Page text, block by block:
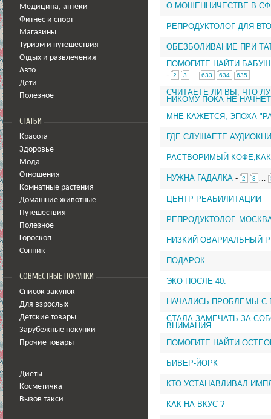
Медицина, аптеки
Фитнес и спорт
Магазины
Туризм и путешествия
Отдых и развлечения
Авто
Дети
Полезное
СТАТЬИ
Красота
Здоровье
Мода
Отношения
Комнатные растения
Домашние животные
Путешествия
Полезное
Гороскоп
Сонник
СОВМЕСТНЫЕ ПОКУПКИ
Список закупок
Для взрослых
Детские товары
Зарубежные покупки
Прочие товары
Диеты
Косметичка
Вызов такси
О МОШЕННИЧЕСТВЕ В
РЕПРОДУКТОЛОГ ДЛЯ
ОБЕЗБОЛИВАНИЕ ПРИ
ПОМОГИТЕ НАЙТИ
-
2 3 633 634 635
СЧИТАЕТЕ ЛИ ВЫ, ЧТО
НИКОМУ ПОКА НЕ
МНЕ КАЖЕТСЯ, ЭПОХА
ГДЕ СЛУШАЕТЕ
РАСТВОРИМЫЙ
НУЖНА ГАДАЛКА - 2 3
ЦЕНТР РЕАБИЛИТАЦИИ
РЕПРОДУКТОЛОГ.
НИЗКИЙ ОВАРИАЛЬНЫЙ
ПОДАРОК
ЭКО ПОСЛЕ 40.
НАЧАЛИСЬ ПРОБЛЕМЫ С
СТАЛА ЗАМЕЧАТЬ ЗА
ВНИМАНИЯ
ПОМОГИТЕ НАЙТИ
БИВЕР-ЙОРК
КТО УСТАНАВЛИВАЛ
КАК НА ВКУС ?